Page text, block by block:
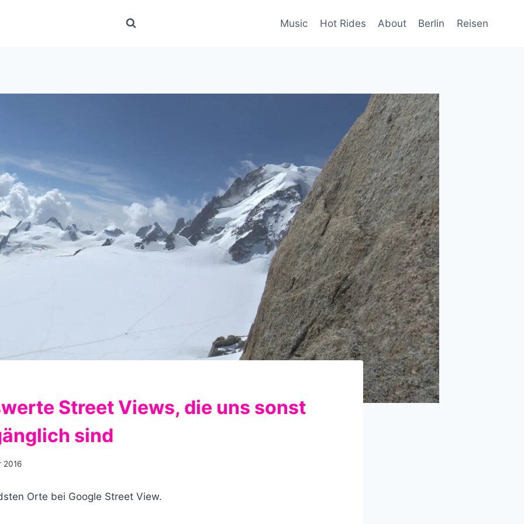
Music Hot Rides About Berlin Reisen
Street Views, die uns sonst
sind
2016
Orte bei Google Street View.